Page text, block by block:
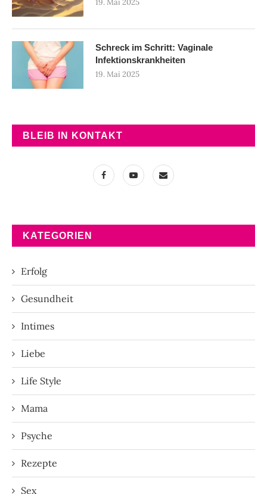
Schreck im Schritt: Vaginale
Infektionskrankheiten
19. Mai 2025
BLEIB IN KONTAKT
KATEGORIEN
Erfolg
Gesundheit
Intimes
Liebe
Life Style
Mama
Psyche
Rezepte
Sex